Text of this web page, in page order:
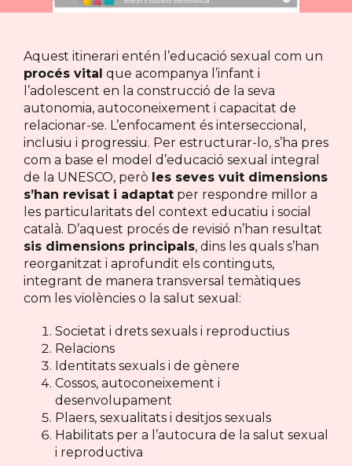
Aquest itinerari entén l’educació sexual com un
procés vital que acompanya l’infant i
l’adolescent en la construcció de la seva
autonomia, autoconeixement i capacitat de
relacionar-se. L’enfocament és interseccional,
inclusiu i progressiu. Per estructurar-lo, s’ha pres
com a base el model d’educació sexual integral
de la UNESCO, però les seves vuit dimensions
s’han revisat i adaptat per respondre millor a
les particularitats del context educatiu i social
català. D’aquest procés de revisió n’han resultat
sis dimensions principals, dins les quals s’han
reorganitzat i aprofundit els continguts,
integrant de manera transversal temàtiques
com les violències o la salut sexual:
Societat i drets sexuals i reproductius
Relacions
Identitats sexuals i de gènere
Cossos, autoconeixement i
desenvolupament
Plaers, sexualitats i desitjos sexuals
Habilitats per a l’autocura de la salut sexual
i reproductiva